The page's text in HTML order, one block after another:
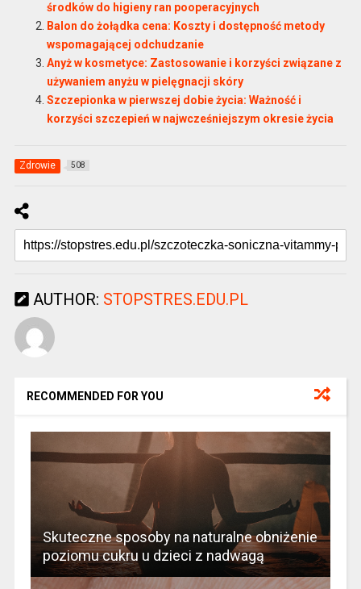
środków do higieny ran pooperacyjnych
Balon do żołądka cena: Koszty i dostępność metody
wspomagającej odchudzanie
Anyż w kosmetyce: Zastosowanie i korzyści związane z
używaniem anyżu w pielęgnacji skóry
Szczepionka w pierwszej dobie życia: Ważność i
korzyści szczepień w najwcześniejszym okresie życia
Zdrowie 508
AUTHOR: STOPSTRES.EDU.PL
RECOMMENDED FOR YOU
Skuteczne sposoby na naturalne obniżenie
poziomu cukru u dzieci z nadwagą